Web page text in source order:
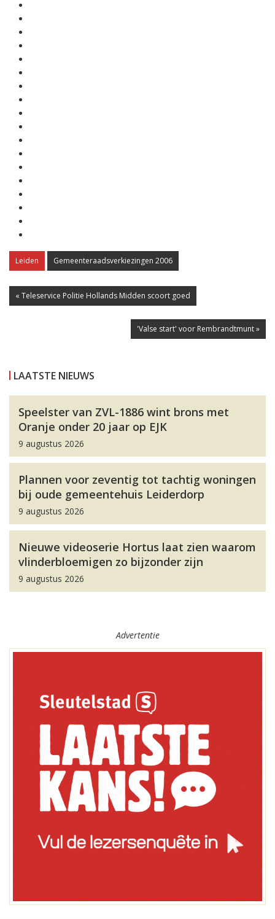
Leiden Gemeenteraadsverkiezingen 2006
« Teleservice Politie Hollands Midden scoort goed
'Valse start' voor Rembrandtmunt »
LAATSTE NIEUWS
Speelster van ZVL-1886 wint brons met
Oranje onder 20 jaar op EJK
9 augustus 2026
Plannen voor zeventig tot tachtig woningen
bij oude gemeentehuis Leiderdorp
9 augustus 2026
Nieuwe videoserie Hortus laat zien waarom
vlinderbloemigen zo bijzonder zijn
9 augustus 2026
Advertentie